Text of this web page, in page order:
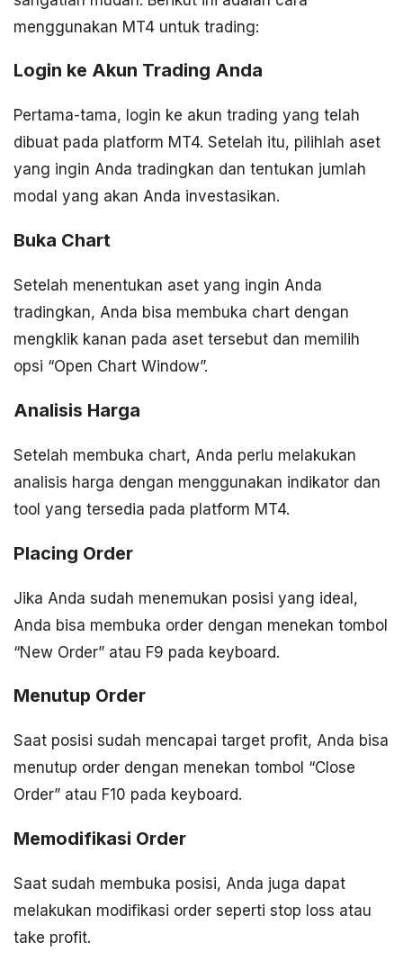
menggunakan MT4 untuk trading:
Login ke Akun Trading Anda
Pertama-tama, login ke akun trading yang telah
dibuat pada platform MT4. Setelah itu, pilihlah aset
yang ingin Anda tradingkan dan tentukan jumlah
modal yang akan Anda investasikan.
Buka Chart
Setelah menentukan aset yang ingin Anda
tradingkan, Anda bisa membuka chart dengan
mengklik kanan pada aset tersebut dan memilih
opsi “Open Chart Window”.
Analisis Harga
Setelah membuka chart, Anda perlu melakukan
analisis harga dengan menggunakan indikator dan
tool yang tersedia pada platform MT4.
Placing Order
Jika Anda sudah menemukan posisi yang ideal,
Anda bisa membuka order dengan menekan tombol
“New Order” atau F9 pada keyboard.
Menutup Order
Saat posisi sudah mencapai target profit, Anda bisa
menutup order dengan menekan tombol “Close
Order” atau F10 pada keyboard.
Memodifikasi Order
Saat sudah membuka posisi, Anda juga dapat
melakukan modifikasi order seperti stop loss atau
take profit.